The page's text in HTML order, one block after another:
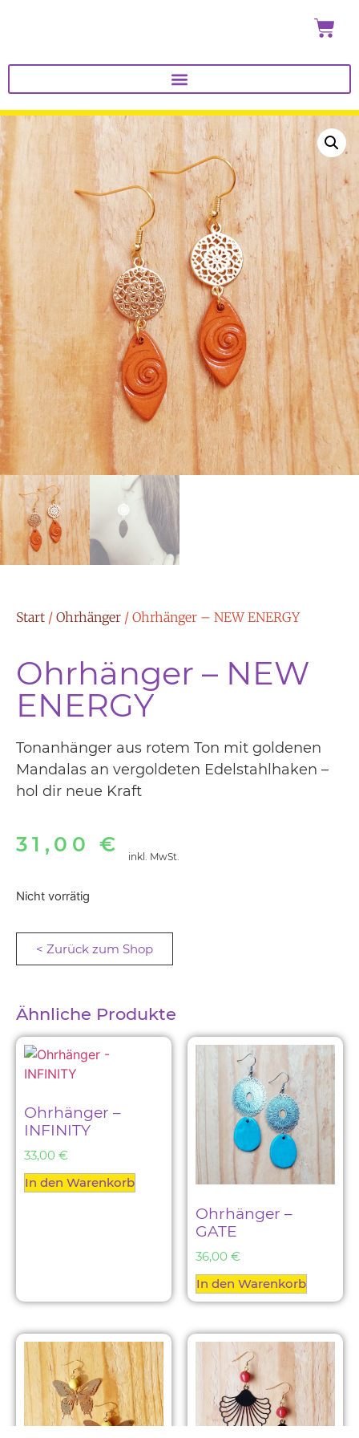
Start / Ohrhänger / Ohrhänger – NEW ENERGY
Ohrhänger – NEW
ENERGY
Tonanhänger aus rotem Ton mit goldenen
Mandalas an vergoldeten Edelstahlhaken –
hol dir neue Kraft
31,00€ inkl. MwSt.
Nicht vorrätig
< Zurück zum Shop
Ähnliche Produkte
Ohrhänger –
INFINITY
33,00 €
In den Warenkorb
Ohrhänger –
GATE
36,00 €
In den Warenkorb